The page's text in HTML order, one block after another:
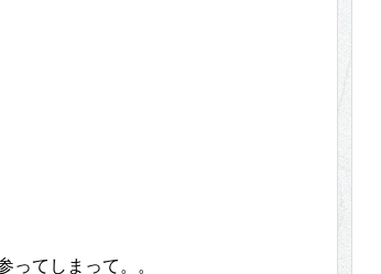
ってしまって。。